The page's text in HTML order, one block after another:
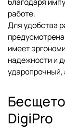
работе.
Для удобства
имеет
надежности и
ударопрочный,
DigiPro